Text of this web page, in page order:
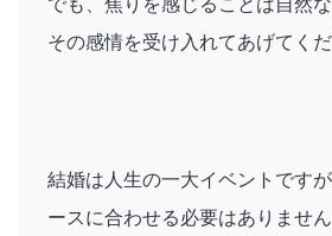
でも、焦りを感じることは自然
その感情を受け入れてあげてくだ
結婚は人生の一大イベントです
ースに合わせる必要はありません